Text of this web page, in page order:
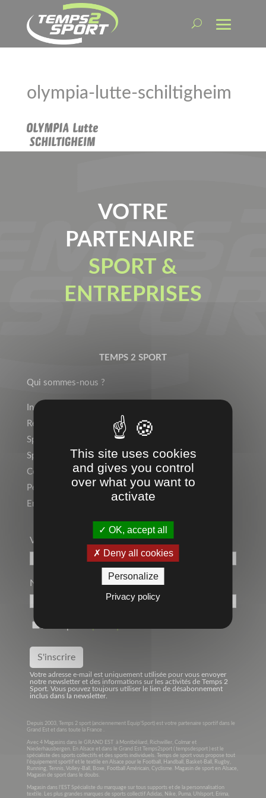
olympia-lutte-schiltigheim
VOTRE
PARTENAIRE
SPORT &
ENTREPRISES
TEMPS 2 SPORT
Qui sommes-nous ?
Indépendant ? Rejoignez le Réseau Temps 2 Sport !
Rejoignez l’équipe !
Sports Individuels
Sport Collectif
Collectivités, Scolaire
Personnalisation, Marquage
Entreprise, Communication par l’objet
Votre Adresse Mail*
Nom
Votre adresse e-mail est uniquement utilisée pour vous envoyer
notre newsletter et des informations sur les activités de Temps 2
Sport. Vous pouvez toujours utiliser le lien de désabonnement
inclus dans la newsletter.
Depuis 2003, Temps 2 sport (anciennement Equip’Sport) est votre partenaire sportif dans le
Grand Est et dans toute la France .
Avec 4 Magasins dans le GRAND EST à Montbéliard, Richwiller, Colmar et
Niederhausbergen. En Alsace et dans le Grand Est Temps2sport ( tempsdesport ) est le
spécialiste des sports collectifs et des sports individuels. Temps de sport vous propose tout
l’équipement sportif et le textile en Alsace pour le Football, Handball, Basket-Ball, Rugby,
Running, Tennis, Volley-Ball, Boxe, Football Américain, Cyclisme. Magasin de sport en Alsace,
Magasin de sport dans le doubs.
Magasin dans l’EST Spécialiste du marquage sur tous supports et de la personnalisation
textile. Les plus grandes marques de sports collectif Adidas, Nike, Puma, Uhlsport, Erima,
This site uses cookies
and gives you control
over what you want to
activate
OK, accept all
Deny all cookies
Personalize
Privacy policy